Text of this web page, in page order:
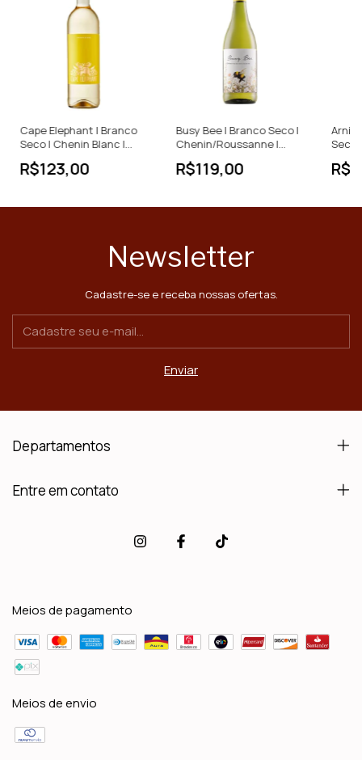
Cape Elephant | Branco
Seco | Chenin Blanc |
África do Sul | 750ml
R$123,00
Busy Bee | Branco Seco |
Chenin/Roussanne |
África do Sul | 750ml
R$119,00
Seco
Newsletter
Cadastre-se e receba nossas ofertas.
Departamentos
Entre em contato
Meios de pagamento
Meios de envio